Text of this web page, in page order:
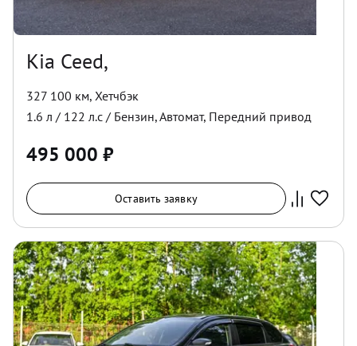
Kia Ceed,
327 100 км, Хетчбэк
1.6 л / 122 л.с / Бензин,Автомат, Передний привод
495 000 ₽
Оставить заявку